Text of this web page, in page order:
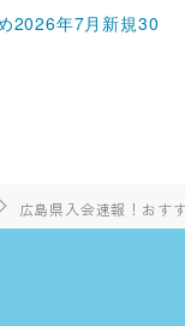
2026年7月新規30
広島県入会速報！おす